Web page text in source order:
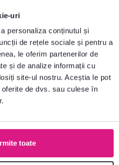
uri
personaliza conținutul și
de rețele sociale și pentru a
le oferim partenerilor de
și de analize informații cu
site-ul nostru. Aceștia le pot
de dvs. sau culese în
toate
puteți lua în considerare adăugarea
relaxare, în special dacă aveți un
nevoie să vă destindeți după o zi
sub uncort de grădinăsau opergolăși
pentru a proteja jacuzzi-ul de
și de privirile curioase ale